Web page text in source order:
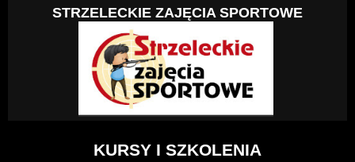
STRZELECKIE ZAJĘCIA SPORTOWE
KURSY I SZKOLENIA